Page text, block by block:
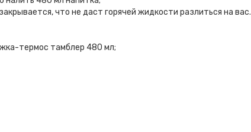
что не даст горячей жидкости разлиться на вас.
термос тамблер 480 мл;